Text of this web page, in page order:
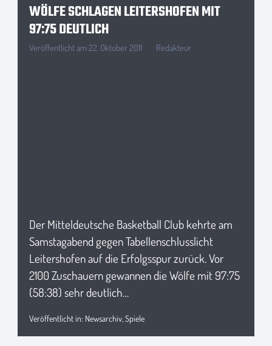
WÖLFE SCHLAGEN LEITERSHOFEN MIT
97:75 DEUTLICH
Veröffentlicht am22. Oktober 2011 Redakteur
Der Mitteldeutsche Basketball Club kehrte am
Samstagabend gegen Tabellenschlusslicht
Leitershofen auf die Erfolgsspur zurück. Vor
2100 Zuschauern gewannen die Wölfe mit 97:75
(58:38) sehr deutlich…
Veröffentlicht in: Newsarchiv,Spiele